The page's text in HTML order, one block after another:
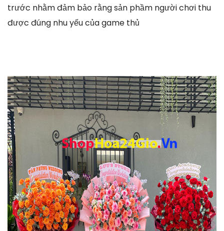
trước nhằm đảm bảo rằng sản phầm người chơi thu
được đúng nhu yếu của game thủ